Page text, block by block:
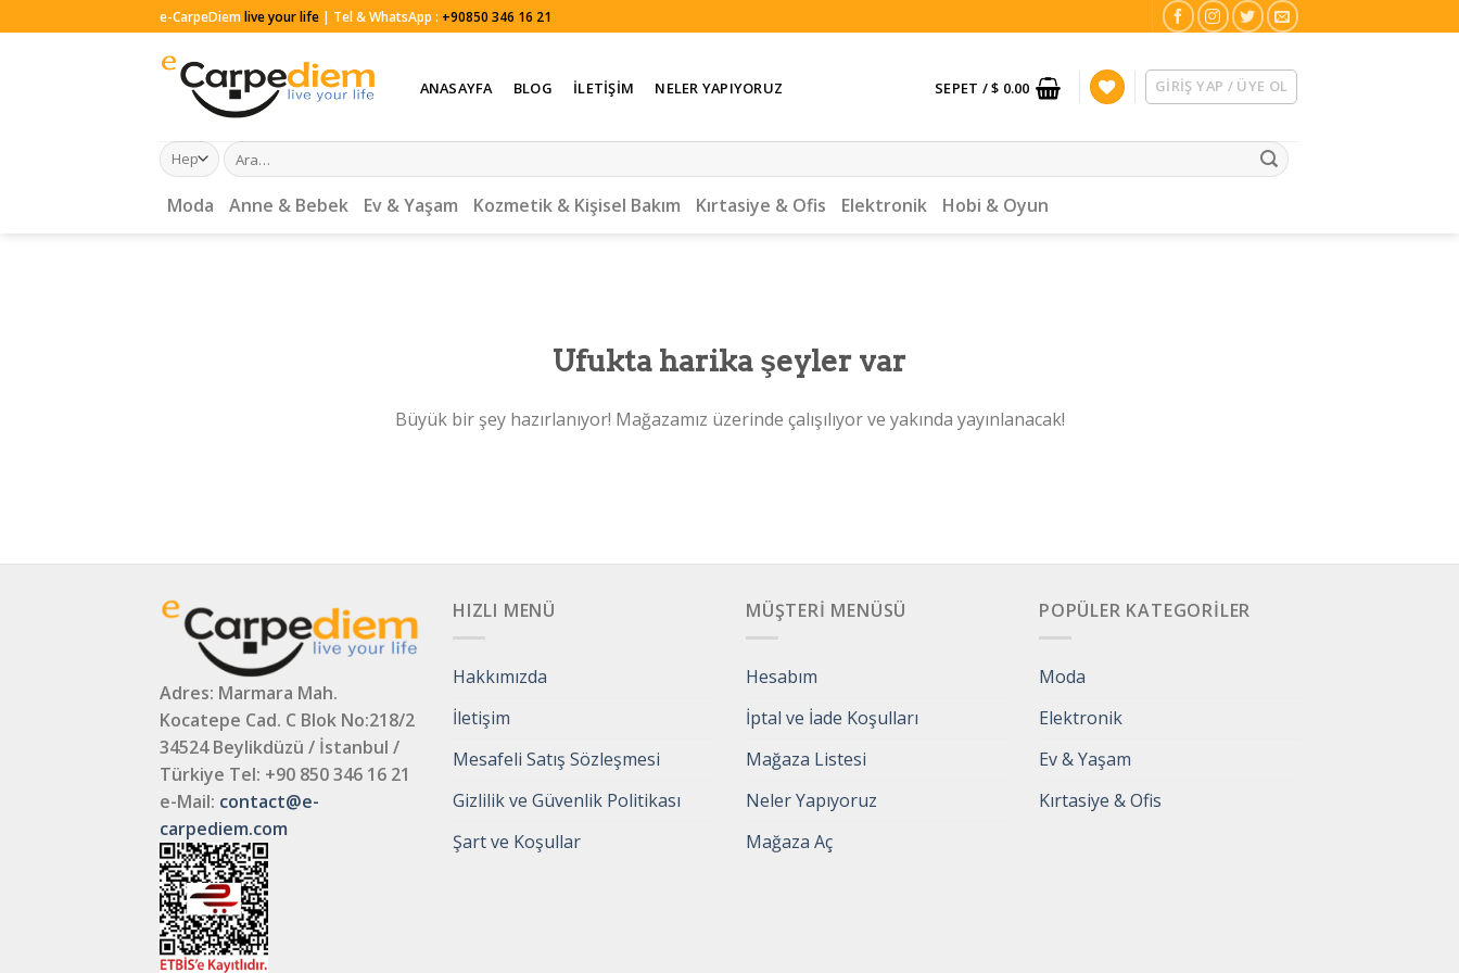
to
e-CarpeDiemlive your life | Tel & WhatsApp : +90850 346 16 21
ANASAYFA BLOG İLETIŞIM NELER YAPIYORUZ SEPET /$ 0.00 GIRIŞ YAP / ÜYE OL
Ara:
Moda Anne & Bebek Ev & Yaşam Kozmetik & Kişisel Bakım Kırtasiye & Ofis Elektronik Hobi & Oyun
Ufukta harika şeyler var
Büyük bir şey hazırlanıyor! Mağazamız üzerinde çalışılıyor ve yakında yayınlanacak!
Adres: Marmara Mah.
Kocatepe Cad. C Blok No:218/2
34524 Beylikdüzü / İstanbul /
Türkiye Tel: +90 850 346 16 21
e-Mail: contact@e-
carpediem.com
HIZLI MENÜ
Hakkımızda
İletişim
Mesafeli Satış Sözleşmesi
Gizlilik ve Güvenlik Politikası
Şart ve Koşullar
MÜŞTERI MENÜSÜ
Hesabım
İptal ve İade Koşulları
Mağaza Listesi
Neler Yapıyoruz
Mağaza Aç
POPÜLER KATEGORILER
Moda
Elektronik
Ev & Yaşam
Kırtasiye & Ofis